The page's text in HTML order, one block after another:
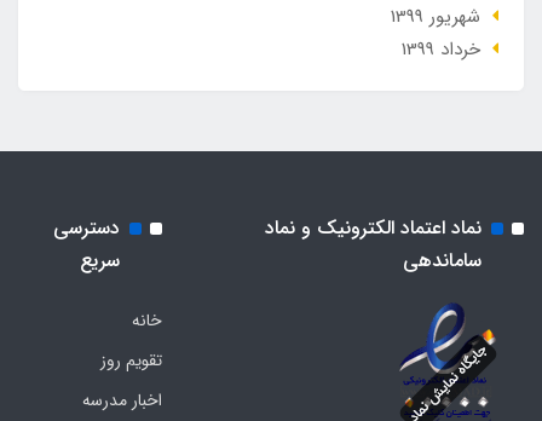
شهریور 1399
خرداد 1399
نماد اعتماد الکترونیک و نماد
ساماندهی
دسترسی
سریع
خانه
تقویم روز
اخبار مدرسه